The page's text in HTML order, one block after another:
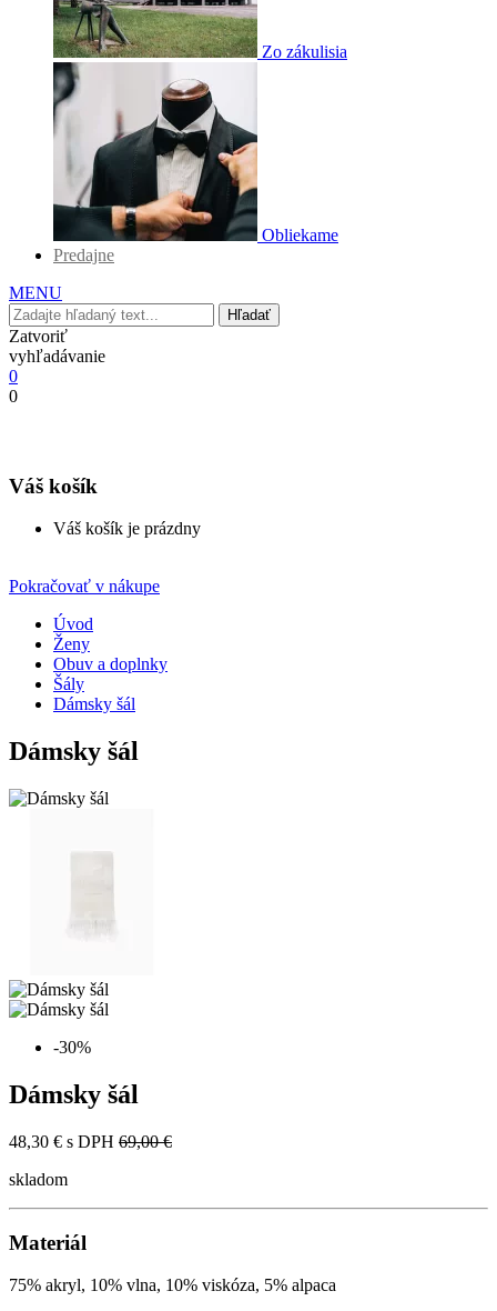
Zo zákulisia
Obliekame
Predajne
MENU
Hľadať
Zatvoriť
vyhľadávanie
0
0
Váš košík
Váš košík je prázdny
Pokračovať v nákupe
Úvod
Ženy
Obuv a doplnky
Šály
Dámsky šál
Dámsky šál
-30%
Dámsky šál
48,30 € s DPH 69,00 €
skladom
Materiál
75% akryl, 10% vlna, 10% viskóza, 5% alpaca